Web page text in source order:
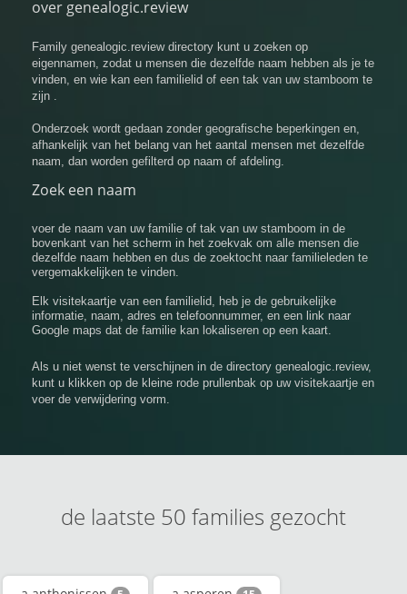
over genealogic.review
Family genealogic.review directory kunt u zoeken op
eigennamen, zodat u mensen die dezelfde naam hebben als je te
vinden, en wie kan een familielid of een tak van uw stamboom te
zijn .
Onderzoek wordt gedaan zonder geografische beperkingen en,
afhankelijk van het belang van het aantal mensen met dezelfde
naam, dan worden gefilterd op naam of afdeling.
Zoek een naam
voer de naam van uw familie of tak van uw stamboom in de
bovenkant van het scherm in het zoekvak om alle mensen die
dezelfde naam hebben en dus de zoektocht naar familieleden te
vergemakkelijken te vinden.
Elk visitekaartje van een familielid, heb je de gebruikelijke
informatie, naam, adres en telefoonnummer, en een link naar
Google maps dat de familie kan lokaliseren op een kaart.
Als u niet wenst te verschijnen in de directory genealogic.review,
kunt u klikken op de kleine rode prullenbak op uw visitekaartje en
voer de verwijdering vorm.
de laatste 50 families gezocht